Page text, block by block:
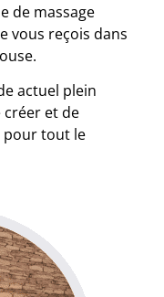
de massage
vous reçois dans
actuel plein
créer et de
pour tout le